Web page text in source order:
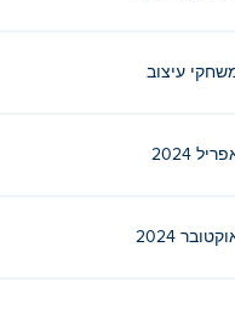
עיצוב
2024
2024